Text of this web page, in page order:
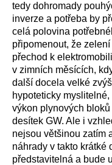
tedy dohromady
inverze a potřeba by
celá polovina
připomenout, že
přechod k
v zimních měsících,
další docela velké
hypoteticky
výkon plynových
desítek GW. Ale i
nejsou většinou zatím
náhrady v takto krátké
představitelná a bude